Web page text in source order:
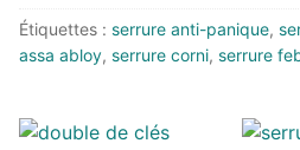
Abloy
Corni
Étiquettes : serrure anti-panique,
assa abloy, serrure corni, serrure